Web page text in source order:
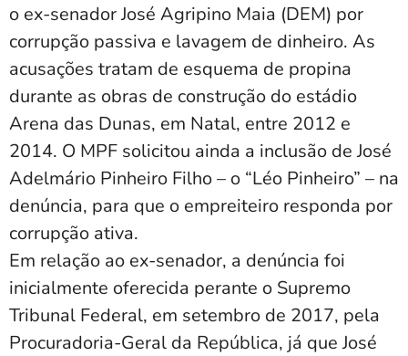
o ex-senador José Agripino Maia (DEM) por
corrupção passiva e lavagem de dinheiro. As
acusações tratam de esquema de propina
durante as obras de construção do estádio
Arena das Dunas, em Natal, entre 2012 e
2014. O MPF solicitou ainda a inclusão de José
Adelmário Pinheiro Filho – o “Léo Pinheiro” – na
denúncia, para que o empreiteiro responda por
corrupção ativa.
Em relação ao ex-senador, a denúncia foi
inicialmente oferecida perante o Supremo
Tribunal Federal, em setembro de 2017, pela
Procuradoria-Geral da República, já que José